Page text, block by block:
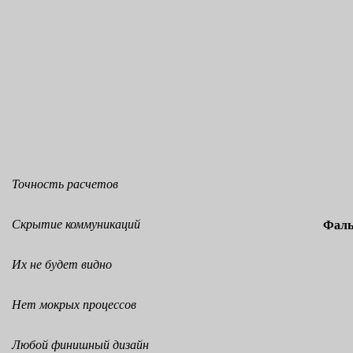
Точность расчетов
Скрытие коммуникаций
Их не будет видно
Нет мокрых процессов
Любой финишный дизайн